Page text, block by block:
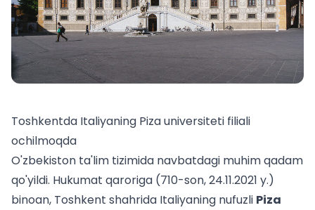
Toshkentda Italiyaning Piza universiteti filiali
ochilmoqda
O'zbekiston ta'lim tizimida navbatdagi muhim qadam
qo'yildi. Hukumat qaroriga (710-son, 24.11.2021 y.)
binoan, Toshkent shahrida Italiyaning nufuzli Piza